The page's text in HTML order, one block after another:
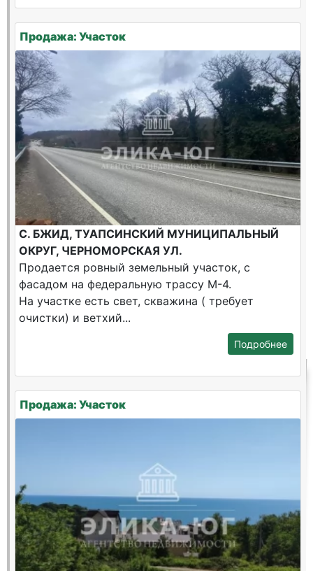
Продажа: Участок
С. БЖИД, ТУАПСИНСКИЙ МУНИЦИПАЛЬНЫЙ
ОКРУГ, ЧЕРНОМОРСКАЯ УЛ.
Продается ровный земельный участок, с
фасадом на федеральную трассу М-4.
На участке есть свет, скважина ( требует
очистки) и ветхий...
Подробнее
Продажа: Участок